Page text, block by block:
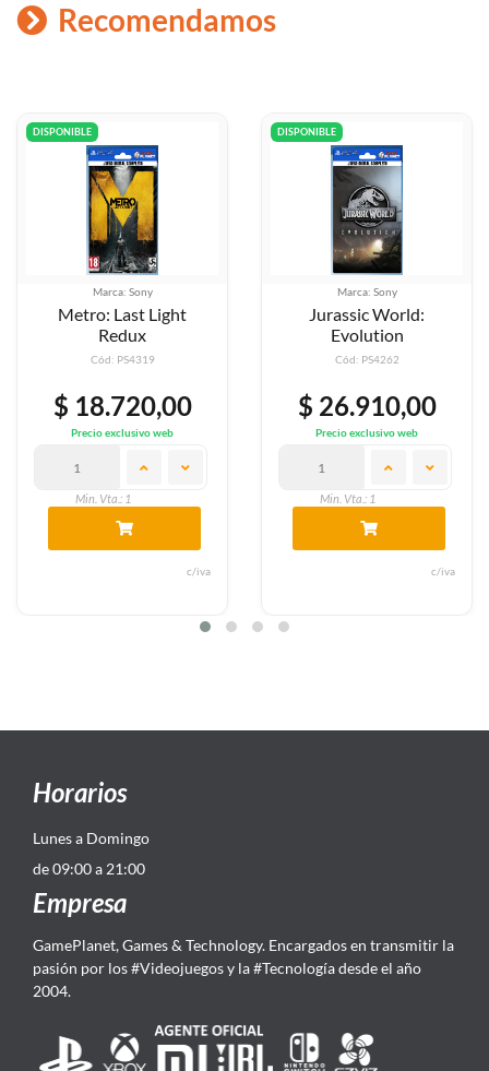
Recomendamos
DISPONIBLE
Marca: Sony
Jurassic World:
Evolution
Cód: PS4262
$ 26.910,00
Precio exclusivo web
Min. Vta.: 1
c/iva
DISPONIBLE
Marca: Sony
Mass Effect:
Andromeda
Cód: PS4305
$ 26.910,00
Precio exclusivo web
Min. Vta.: 1
c/iva
Horarios
Lunes a Domingo
de 09:00 a 21:00
Empresa
GamePlanet, Games & Technology. Encargados en transmitir la
pasión por los #Videojuegos y la #Tecnología desde el año
2004.